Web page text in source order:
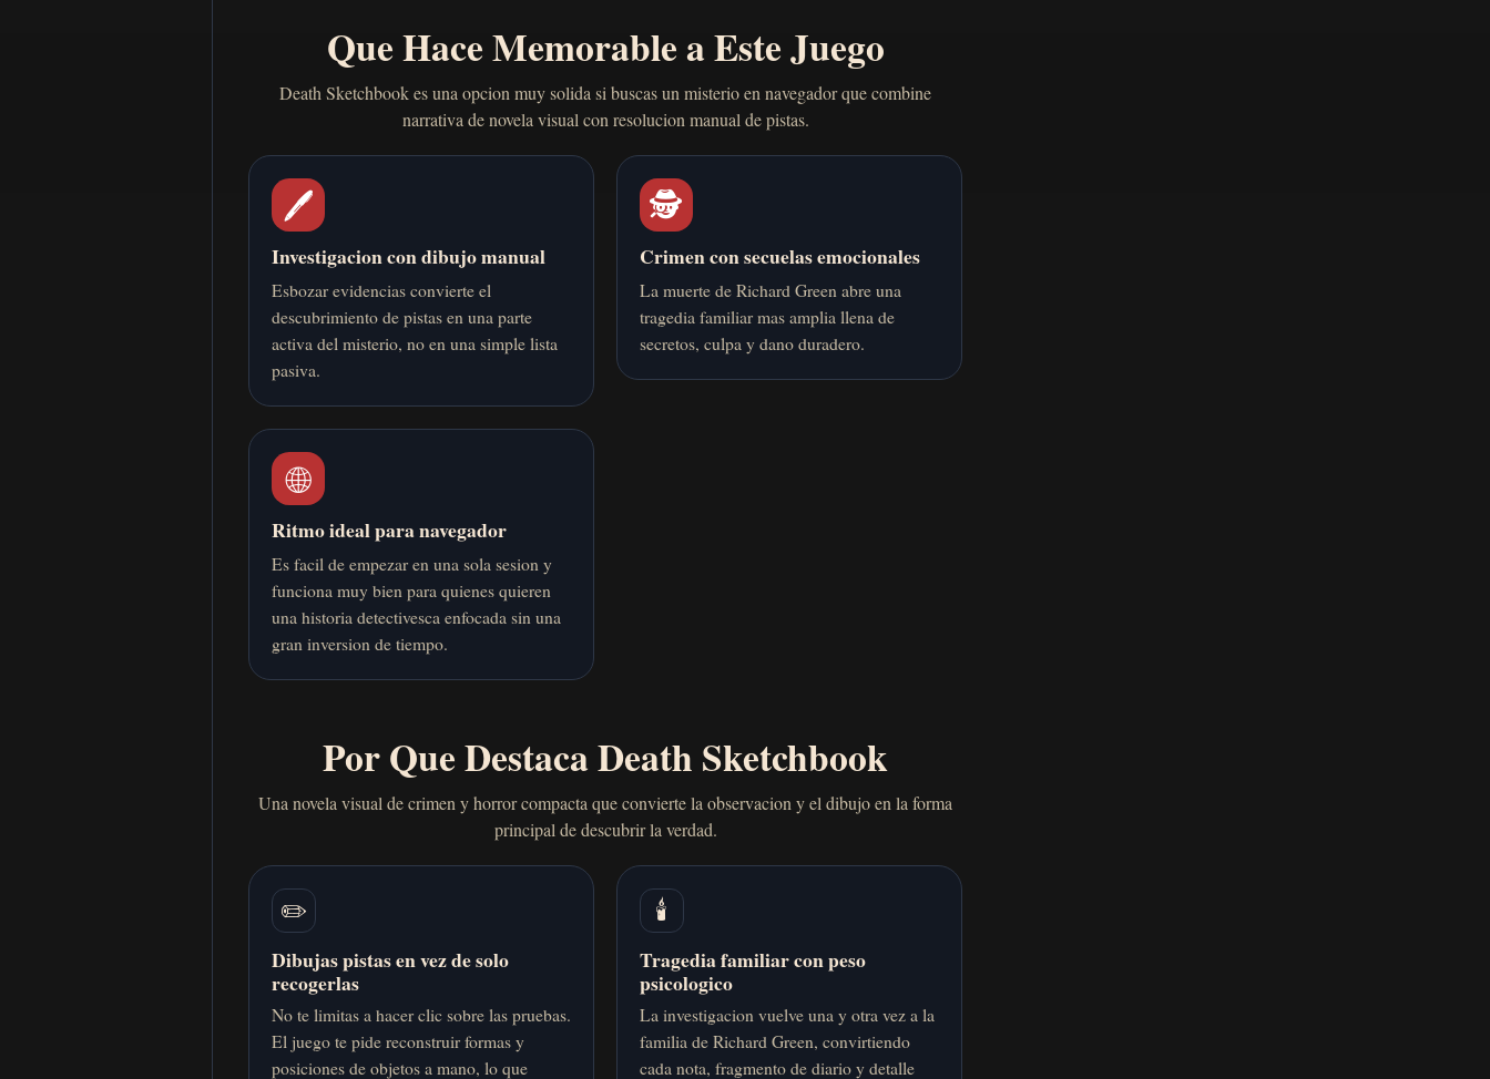
Que Hace Memorable a Este Juego
Death Sketchbook es una opcion muy solida si buscas un misterio en navegador que combine
narrativa de novela visual con resolucion manual de pistas.
🖊️
Investigacion con dibujo manual
Esbozar evidencias convierte el
descubrimiento de pistas en una parte
activa del misterio, no en una simple lista
pasiva.
🕵️
Crimen con secuelas emocionales
La muerte de Richard Green abre una
tragedia familiar mas amplia llena de
secretos, culpa y dano duradero.
🌐
Ritmo ideal para navegador
Es facil de empezar en una sola sesion y
funciona muy bien para quienes quieren
una historia detectivesca enfocada sin una
gran inversion de tiempo.
Por Que Destaca Death Sketchbook
Una novela visual de crimen y horror compacta que convierte la observacion y el dibujo en la forma
principal de descubrir la verdad.
✏️
Dibujas pistas en vez de solo
recogerlas
No te limitas a hacer clic sobre las pruebas.
El juego te pide reconstruir formas y
posiciones de objetos a mano, lo que
🕯️
Tragedia familiar con peso
psicologico
La investigacion vuelve una y otra vez a la
familia de Richard Green, convirtiendo
cada nota, fragmento de diario y detalle